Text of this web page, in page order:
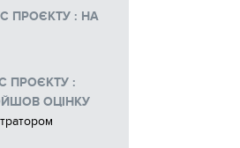
матеріалів
ПРОЄКТУ : НА
ПРОЄКТУ :
ОЦІНКУ